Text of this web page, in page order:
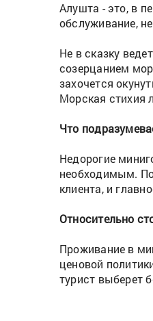
Алушта - это, в
обслуживание,
Не в сказку
созерцанием
захочется
Морская стихия
Что
Недорогие
необходимым.
клиента, и
Относительно
Проживание в
ценовой
турист выберет